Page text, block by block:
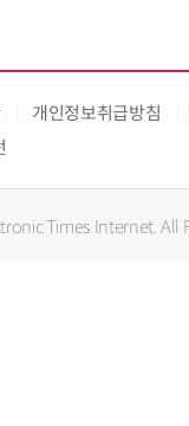
개인정보취급방침
Times Internet. All